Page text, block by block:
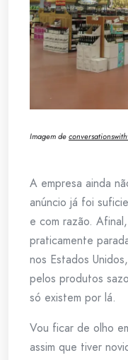
Imagem de
A empresa ainda
anúncio já foi
e com razão. Afinal,
praticamente
nos Estados
pelos produtos
só existem por lá.
Vou ficar de olho
assim que tiver